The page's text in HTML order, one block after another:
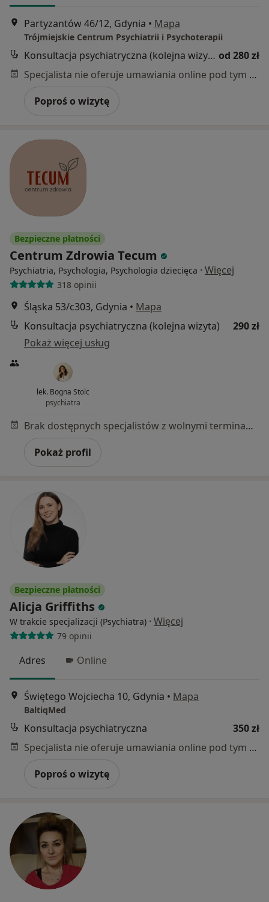
Partyzantów 46/12, Gdynia • Mapa
Trójmiejskie Centrum Psychiatrii i Psychoterapii
Konsultacja psychiatryczna (kolejna wizyta) od 280 zł
Specjalista nie oferuje umawiania online pod tym adresem.
Poproś o wizytę
Bezpieczne płatności
Centrum Zdrowia Tecum
Psychiatria, Psychologia, Psychologia dziecięca · Więcej
318 opinii
Śląska 53/c303, Gdynia • Mapa
Konsultacja psychiatryczna (kolejna wizyta)
290 zł
Pokaż więcej usług
lek. Bogna Stolc
psychiatra
Brak dostępnych specjalistów z wolnymi terminami w tym centrum medycznym.
Pokaż profil
Bezpieczne płatności
Alicja Griffiths
W trakcie specjalizacji (Psychiatra) · Więcej
79 opinii
Adres Online
Świętego Wojciecha 10, Gdynia • Mapa
BaltiqMed
Konsultacja psychiatryczna
350 zł
Specjalista nie oferuje umawiania online pod tym adresem.
Poproś o wizytę